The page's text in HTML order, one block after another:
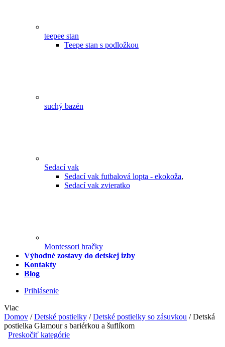
teepee stan
Teepe stan s podložkou
suchý bazén
Sedací vak
Sedací vak futbalová lopta - ekokoža,
Sedací vak zvieratko
Montessori hračky
Výhodné zostavy do detskej izby
Kontakty
Blog
Prihlásenie
Viac
Domov / Detské postielky / Detské postielky so zásuvkou / Detská
postielka Glamour s bariérkou a šuflíkom
Preskočiť kategórie